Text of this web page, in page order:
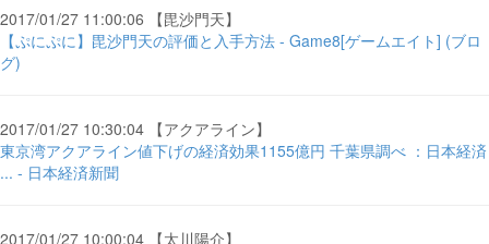
2017/01/27 11:00:06 【毘沙門天】
【ぷにぷに】毘沙門天の評価と入手方法 - Game8[ゲームエイト] (ブロ
グ)
2017/01/27 10:30:04 【アクアライン】
東京湾アクアライン値下げの経済効果1155億円 千葉県調べ ：日本経済
... - 日本経済新聞
2017/01/27 10:00:04 【太川陽介】